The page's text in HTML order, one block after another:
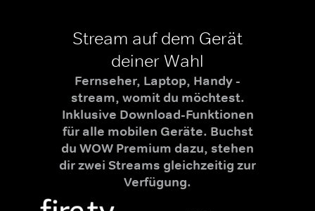
Stream auf dem Gerät
deiner Wahl
Fernseher, Laptop, Handy -
stream, womit du möchtest.
Inklusive Download-Funktionen
für alle mobilen Geräte. Buchst
du WOW Premium dazu, stehen
dir zwei Streams gleichzeitig zur
Verfügung.